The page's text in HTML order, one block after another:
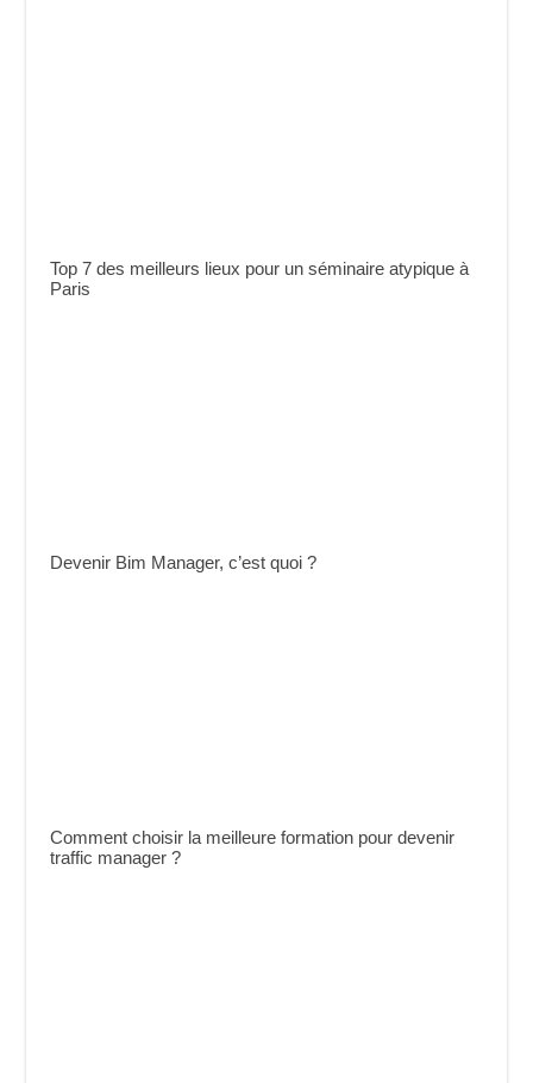
Top 7 des meilleurs lieux pour un séminaire atypique à
Paris
Devenir Bim Manager, c’est quoi ?
Comment choisir la meilleure formation pour devenir
traffic manager ?